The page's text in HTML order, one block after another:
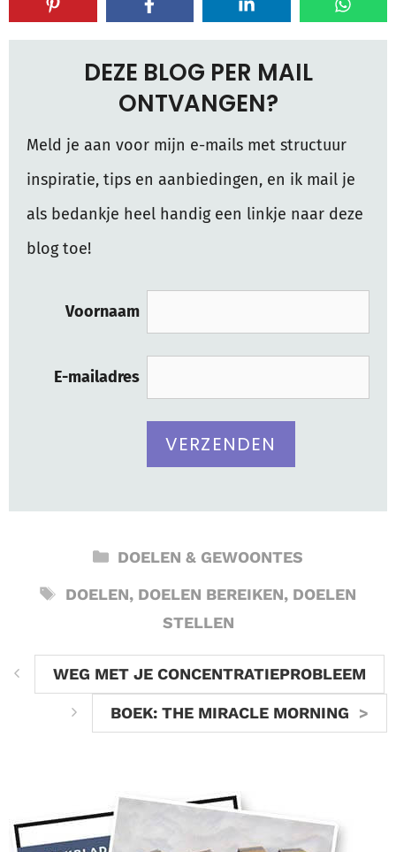
DEZE BLOG PER MAIL
ONTVANGEN?
Meld je aan voor mijn e-mails met structuur
inspiratie, tips en aanbiedingen, en ik mail je
als bedankje heel handig een linkje naar deze
blog toe!
Voornaam
E-mailadres
CATEGORIEËN
DOELEN & GEWOONTES
TAGS
DOELEN, DOELEN BEREIKEN, DOELEN
STELLEN
WEG MET JE CONCENTRATIEPROBLEEM
BOEK: THE MIRACLE MORNING